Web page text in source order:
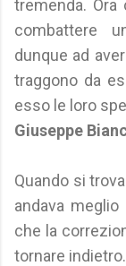
tremenda.
combattere
dunque ad
traggono da
esso le loro
Giuseppe
Quando si
andava
che la
tornare indietro.